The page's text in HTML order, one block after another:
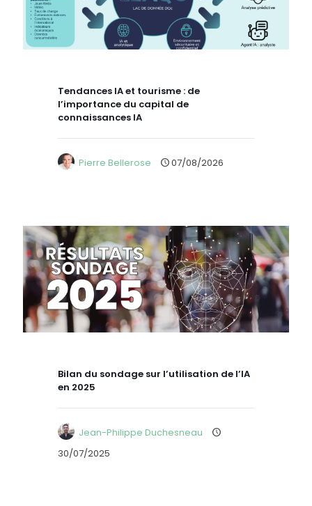
Tendances IA et tourisme : de
l’importance du capital de
connaissances IA
Pierre Bellerose 07/08/2026
Bilan du sondage sur l’utilisation de l’IA
en 2025
Jean-Philippe Duchesneau
30/07/2025